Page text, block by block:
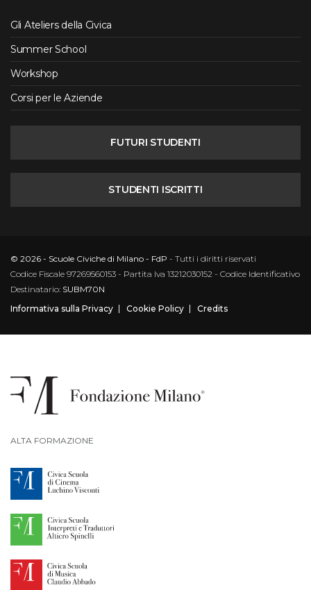
Gli Ateliers della Civica
Summer School
Workshop
Corsi per le Aziende
FUTURI STUDENTI
STUDENTI ISCRITTI
© 2026 - Scuole Civiche di Milano - FdP - Tutti i diritti riservati
Codice Fiscale 97269560153 - Partita Iva 13212030152 - Codice Identificativo
Destinatario: SUBM70N
Informativa sulla Privacy
Cookie Policy Credits
ALTA FORMAZIONE